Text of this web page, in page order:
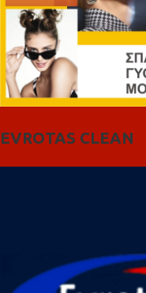
EVROTAS CLEAN